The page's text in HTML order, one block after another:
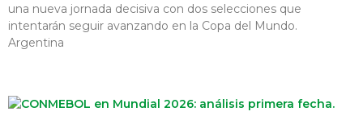
una nueva jornada decisiva con dos selecciones que
intentarán seguir avanzando en la Copa del Mundo.
Argentina